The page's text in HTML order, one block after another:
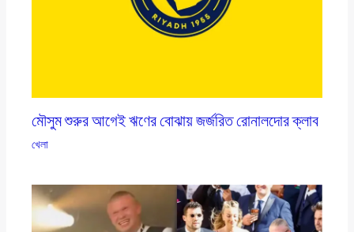
মৌসুম শুরুর আগেই ঋণের বোঝায় জর্জরিত রোনালদোর ক্লাব
খেলা